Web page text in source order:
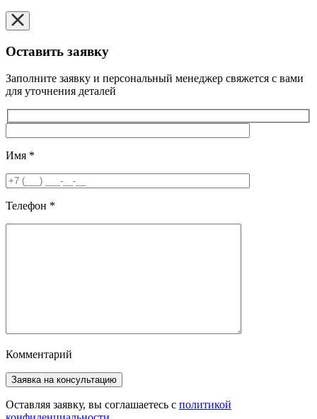
Оставить заявку
Заполните заявку и персональный менеджер свяжется с вами
для уточнения деталей
Имя *
Телефон *
Комментарий
Оставляя заявку, вы соглашаетесь с политикой